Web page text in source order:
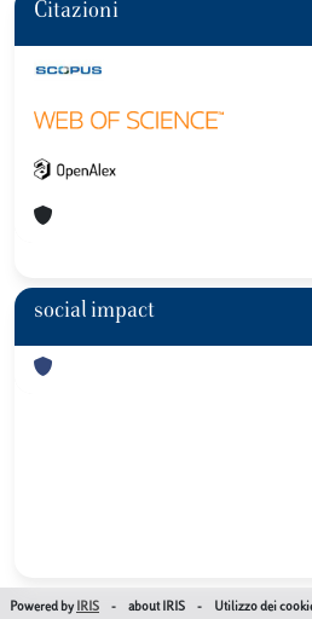
Citazioni
social impact
Powered by IRIS - about IRIS - Utilizzo dei